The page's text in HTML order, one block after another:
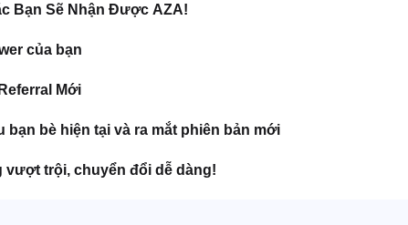
Bạn Sẽ Nhận Được AZA!
của bạn
Mới
bè hiện tại và ra mắt phiên bản mới
vượt trội, chuyển đổi dễ dàng!